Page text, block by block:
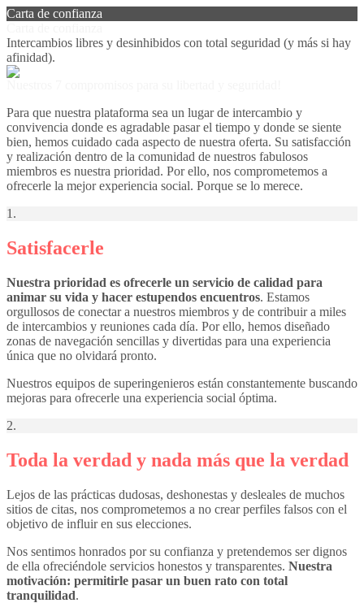
Carta de confianza
Intercambios libres y desinhibidos con total seguridad (y más si hay
afinidad).
Para que nuestra plataforma sea un lugar de intercambio y
convivencia donde es agradable pasar el tiempo y donde se siente
bien, hemos cuidado cada aspecto de nuestra oferta. Su satisfacción
y realización dentro de la comunidad de nuestros fabulosos
miembros es nuestra prioridad. Por ello, nos comprometemos a
ofrecerle la mejor experiencia social. Porque se lo merece.
1.
Satisfacerle
Nuestra prioridad es ofrecerle un servicio de calidad para
animar su vida y hacer estupendos encuentros. Estamos
orgullosos de conectar a nuestros miembros y de contribuir a miles
de intercambios y reuniones cada día. Por ello, hemos diseñado
zonas de navegación sencillas y divertidas para una experiencia
única que no olvidará pronto.
Nuestros equipos de superingenieros están constantemente buscando
mejoras para ofrecerle una experiencia social óptima.
2.
Toda la verdad y nada más que la verdad
Lejos de las prácticas dudosas, deshonestas y desleales de muchos
sitios de citas, nos comprometemos a no crear perfiles falsos con el
objetivo de influir en sus elecciones.
Nos sentimos honrados por su confianza y pretendemos ser dignos
de ella ofreciéndole servicios honestos y transparentes. Nuestra
motivación: permitirle pasar un buen rato con total
tranquilidad.